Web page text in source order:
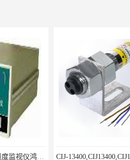
8500LD-A型双通道烈度监视仪鸿泰产品性价比好